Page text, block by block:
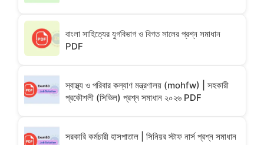
বাংলা সাহিত্যের যুগবিভাগ ও বিগত সালের প্রশ্ন সমাধান
PDF
স্বাস্থ্য ও পরিবার কল্যাণ মন্ত্রণালয় (mohfw) | সহকারী
প্রকৌশলী (সিভিল) প্রশ্ন সমাধান ২০২৬ PDF
সরকারি কর্মচারী হাসপাতাল | সিনিয়র স্টাফ নার্স প্রশ্ন সমাধান